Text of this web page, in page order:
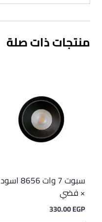
منتجات ذات صلة
سبوت 7 وات 8656 اسود
× فضي
330.00EGP